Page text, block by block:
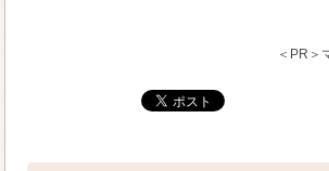
＜PR＞